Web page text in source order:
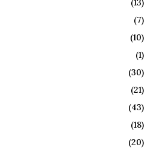
(13)
(7)
(10)
(1)
(30)
(21)
(43)
(18)
(20)